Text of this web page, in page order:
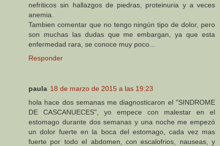
nefriticos sin hallazgos de piedras, proteinuria y a veces
anemia.
Tambien comentar que no tengo ningún tipo de dolor, pero
son muchas las dudas que me embargan, ya que esta
enfermedad rara, se conoce muy poco...
Responder
paula 18 de marzo de 2015 a las 19:23
hola hace dos semanas me diagnosticaron el "SINDROME
DE CASCANUECES", yo empece con malestar en el
estomago durante dos semanas y una noche me empezó
un dolor fuerte en la boca del estomago, cada vez mas
fuerte por todo el abdomen, con escalofrios, nauseas, y